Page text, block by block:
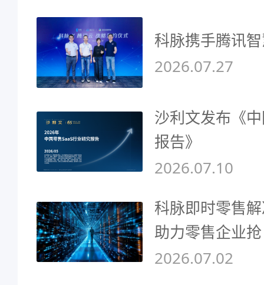
科脉携手腾讯
2026.07.27
沙利文发布《
报告》
2026.07.10
科脉即时零售
助力零售企业
2026.07.02